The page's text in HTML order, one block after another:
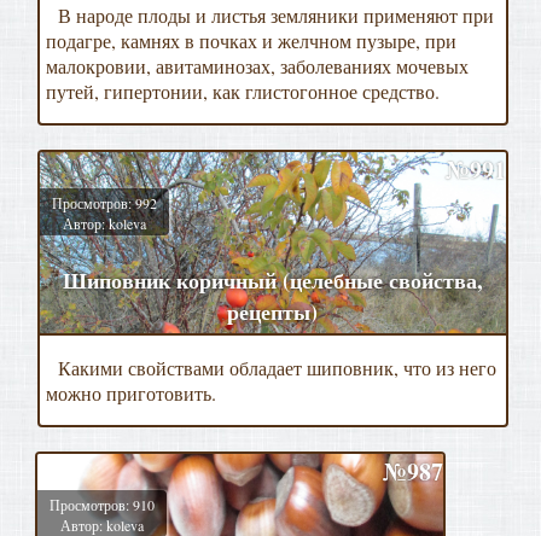
В народе плоды и листья земляники применяют при
подагре, камнях в почках и желчном пузыре, при
малокровии, авитаминозах, заболеваниях мочевых
путей, гипертонии, как глистогонное средство.
№991
Просмотров: 992
Автор: koleva
Шиповник коричный (целебные свойства,
рецепты)
Какими свойствами обладает шиповник, что из него
можно приготовить.
№987
Просмотров: 910
Автор: koleva